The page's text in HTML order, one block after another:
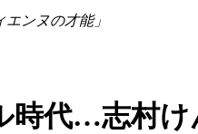
ンヌの才能」
代…志村け